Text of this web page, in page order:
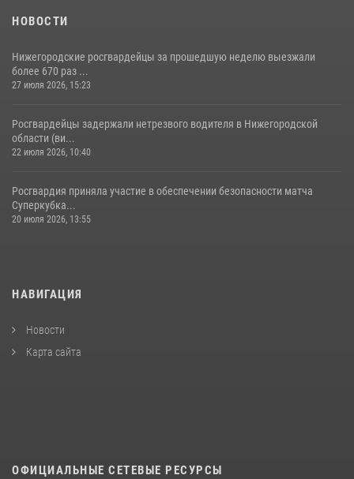
НОВОСТИ
Нижегородские росгвардейцы за прошедшую неделю выезжали
более 670 раз ...
27 июля 2026, 15:23
Росгвардейцы задержали нетрезвого водителя в Нижегородской
области (ви...
22 июля 2026, 10:40
Росгвардия приняла участие в обеспечении безопасности матча
Суперкубка...
20 июля 2026, 13:55
НАВИГАЦИЯ
Новости
Карта сайта
ОФИЦИАЛЬНЫЕ СЕТЕВЫЕ РЕСУРСЫ